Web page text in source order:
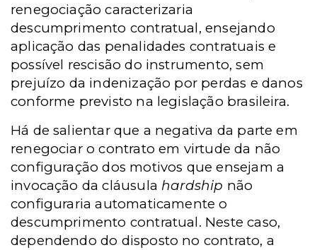
renegociação caracterizaria
descumprimento contratual, ensejando
aplicação das penalidades contratuais e
possível rescisão do instrumento, sem
prejuízo da indenização por perdas e danos
conforme previsto na legislação brasileira.
Há de salientar que a negativa da parte em
renegociar o contrato em virtude da não
configuração dos motivos que ensejam a
invocação da cláusula hardship não
configuraria automaticamente o
descumprimento contratual. Neste caso,
dependendo do disposto no contrato, a